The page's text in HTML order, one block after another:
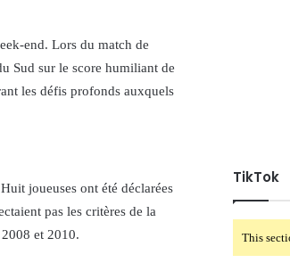
end. Lors du match de
Sud sur le score humiliant de
les défis profonds auxquels
joueuses ont été déclarées
pas les critères de la
et 2010.
TikTok
This